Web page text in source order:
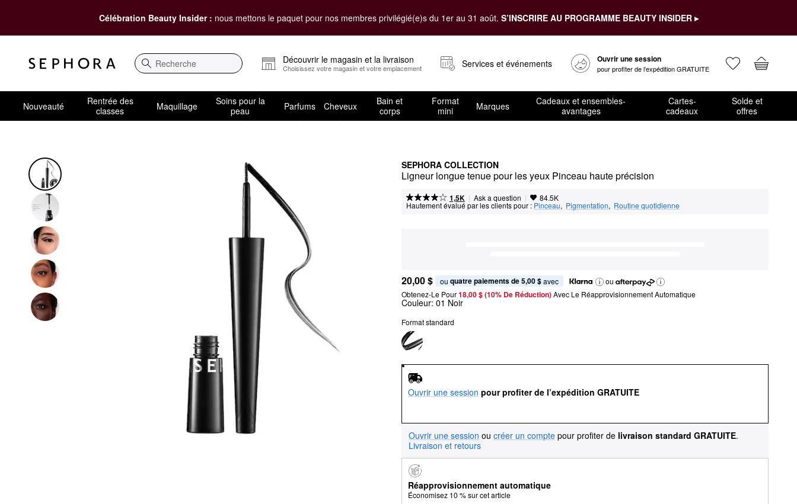
Célébration Beauty Insider : nous mettons le paquet pour nos membres privilégié(e)s du 1er au 31 août. S’INSCRIRE AU PROGRAMME BEAUTY INSIDER ▸
Recherche
Découvrir le magasin et la livraison
Choisissez votre magasin et votre emplacement Services et événements Ouvrir une session
pour profiter de l’expédition GRATUITE
Nouveauté
Rentrée des
classes
Maquillage
Soins pour la
peau
Parfums Cheveux
Bain et
corps
Format
mini
Marques
Cadeaux et ensembles-
avantages
Cartes-
cadeaux
Solde et
offres
SEPHORA COLLECTION
Ligneur longue tenue pour les yeux Pinceau haute précision
1,5K | Ask a question | 84.5K
Hautement évalué par les clients pour : Pinceau, Pigmentation, Routine quotidienne
20,00 $ ou quatre paiements de 5,00 $ avec
ou
Obtenez-Le Pour18,00 $ (10% De Réduction) Avec Le Réapprovisionnement Automatique
Couleur: 01 Noir
Format standard
Ouvrir une session pour profiter de l’expédition GRATUITE
Ouvrir une session ou créer un compte pour profiter de livraison standard GRATUITE.
Livraison et retours
Réapprovisionnement automatique
Économisez 10 % sur cet article